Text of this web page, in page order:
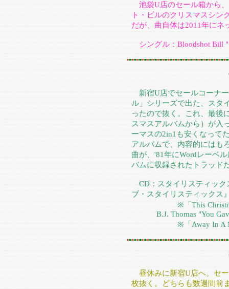
池袋U店のセール箱から
ト・ビルのクリスマスシン
だが、曲自体は2011年にネ
シングル：Bloodshot Bill
新宿U店でセールコーナ
ル」シリーズで出た、スタ
ったので抜く。これ、最後
スマスアルバムから）が入
ーマスの2in1も安くなって
アルバムで、内容的にはも
曲が、'81年にWordレーベ
バムに収録されたトラッド
CD：スタイリスティッ
ブ・スタイリスティックス
※「This
B.J. Thomas "You Gave
※「Away In A
昼休みに新宿U店へ。セ
枚抜く。どちらも数週間前